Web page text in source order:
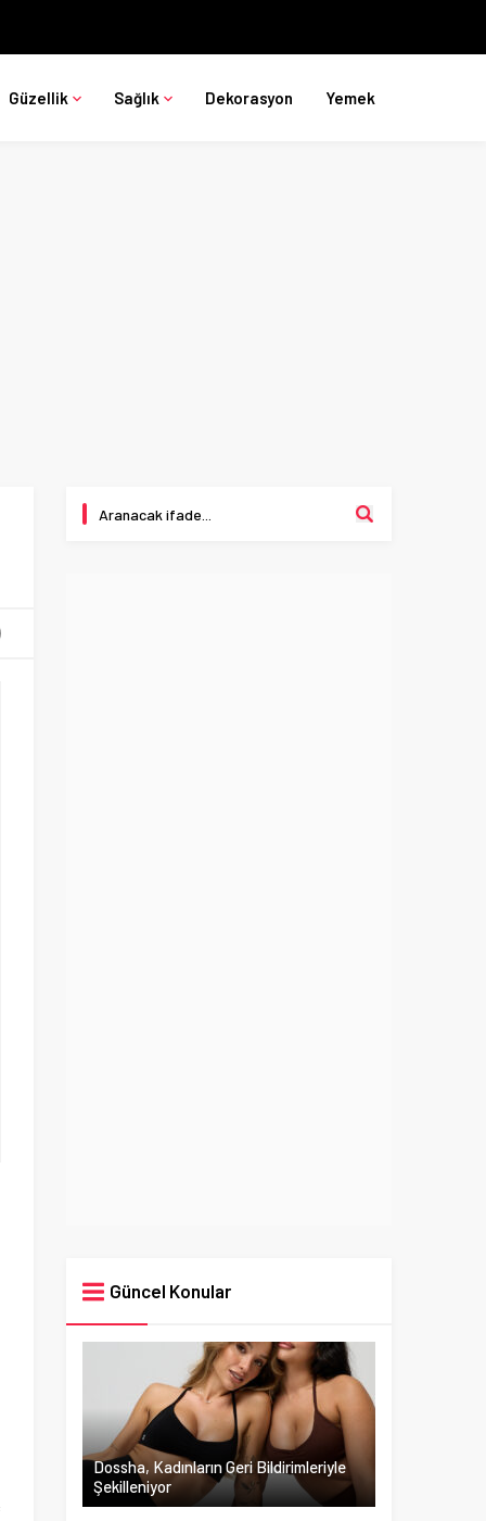
Güzellik Sağlık Dekorasyon Yemek
Güncel Konular
Dossha, Kadınların Geri Bildirimleriyle
Şekilleniyor